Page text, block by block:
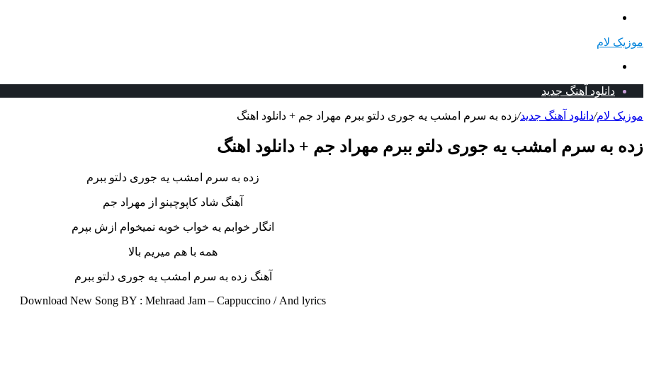
موزیک لام
دانلود آهنگ جدید
موزیک لام/دانلود آهنگ جدید/زده به سرم امشب یه جوری دلتو ببرم مهراد جم + دانلود اهنگ
زده به سرم امشب یه جوری دلتو ببرم مهراد جم + دانلود اهنگ
زده به سرم امشب یه جوری دلتو ببرم
آهنگ شاد کاپوچینو از مهراد جم
انگار خوابم یه خواب خوبه نمیخوام ازش بپرم
همه با هم میریم بالا
آهنگ زده به سرم امشب یه جوری دلتو ببرم
Download New Song BY : Mehraad Jam – Cappuccino / And lyrics